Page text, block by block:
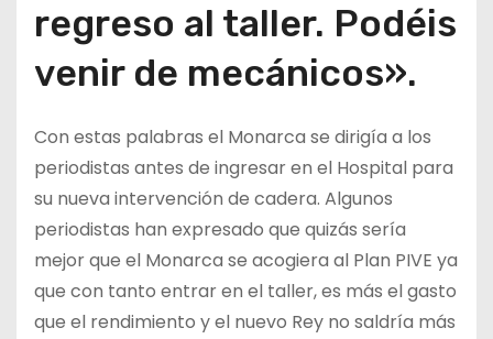
regreso al taller. Podéis
venir de mecánicos».
Con estas palabras el Monarca se dirigía a los
periodistas antes de ingresar en el Hospital para
su nueva intervención de cadera. Algunos
periodistas han expresado que quizás sería
mejor que el Monarca se acogiera al Plan PIVE ya
que con tanto entrar en el taller, es más el gasto
que el rendimiento y el nuevo Rey no saldría más